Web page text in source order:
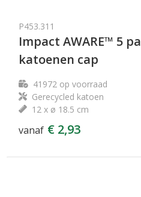
P453.311
Impact AWARE™ 5
katoenen cap
41972op voorraad
Gerecycled katoen
12 x ø 18.5 cm
vanaf € 2,93